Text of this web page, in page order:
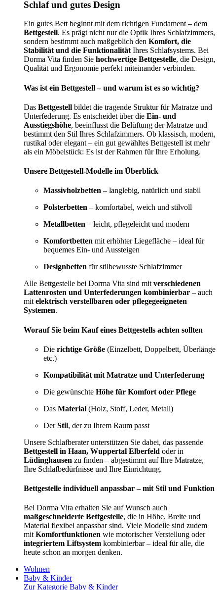
Schlaf und gutes Design
Ein gutes Bett beginnt mit dem richtigen Fundament – dem
Bettgestell. Es prägt nicht nur die Optik Ihres Schlafzimmers,
sondern bestimmt auch maßgeblich den Komfort, die
Stabilität und die Funktionalität Ihres Schlafsystems. Bei
Dorma Vita finden Sie hochwertige Bettgestelle, die Design,
Qualität und Ergonomie perfekt miteinander verbinden.
Was ist ein Bettgestell – und warum ist es so wichtig?
Das Bettgestell bildet die tragende Struktur für Matratze und
Unterfederung. Es entscheidet über die Ein- und
Ausstiegshöhe, beeinflusst die Belüftung der Matratze und
bestimmt den Stil Ihres Schlafzimmers. Ob klassisch, modern,
rustikal oder elegant – ein gut gewähltes Bettgestell ist mehr
als ein Möbelstück: Es ist der Rahmen für Ihre Erholung.
Unsere Bettgestell-Modelle im Überblick
Massivholzbetten – langlebig, natürlich und stabil
Polsterbetten – komfortabel, weich und stilvoll
Metallbetten – leicht, pflegeleicht und modern
Komfortbetten mit erhöhter Liegefläche – ideal für
bequemes Ein- und Aussteigen
Designbetten für stilbewusste Schlafzimmer
Alle Bettgestelle bei Dorma Vita sind mit verschiedenen
Lattenrosten und Unterfederungen kombinierbar – auch
mit elektrisch verstellbaren oder pflegegeeigneten
Systemen.
Worauf Sie beim Kauf eines Bettgestells achten sollten
Die richtige Größe (Einzelbett, Doppelbett, Überlänge
etc.)
Kompatibilität mit Matratze und Unterfederung
Die gewünschte Höhe für Komfort oder Pflege
Das Material (Holz, Stoff, Leder, Metall)
DerStil, der zu Ihrem Raum passt
Unsere Schlafberater unterstützen Sie dabei, das passende
Bettgestell in Haan, Wuppertal Elberfeld oder in
Lüdinghausen zu finden – abgestimmt auf Ihre Matratze,
Ihre Schlafbedürfnisse und Ihre Einrichtung.
Bettgestelle individuell anpassbar – mit Stil und Funktion
Bei Dorma Vita erhalten Sie auf Wunsch auch
maßgeschneiderte Bettgestelle, die in Höhe, Breite und
Material flexibel anpassbar sind. Viele Modelle sind zudem
mit Komfortfunktionen wie motorischer Verstellung oder
integriertem Liftsystem kombinierbar – ideal für alle, die
heute schon an morgen denken.
Wohnen
Baby & Kinder
Zur Kategorie Baby & Kinder